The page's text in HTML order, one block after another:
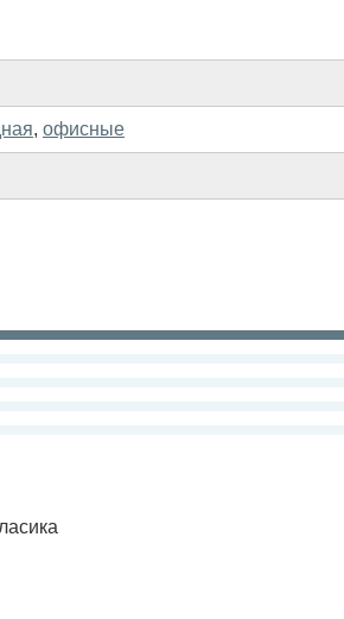
, офисные